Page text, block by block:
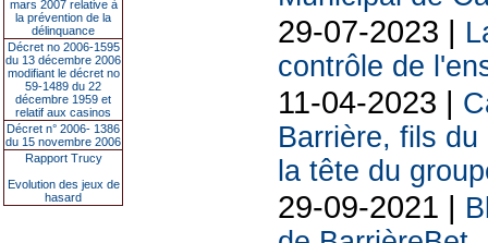
mars 2007 relative à
la prévention de la
délinquance
Décret no 2006-1595
du 13 décembre 2006
modifiant le décret no
59-1489 du 22
décembre 1959 et
relatif aux casinos
Décret n° 2006- 1386
du 15 novembre 2006
Rapport Trucy
Evolution des jeux de
hasard
29-07-2023 |
contrôle de
11-04-2023 |
Barrière, fils
la tête du
29-09-2021 |